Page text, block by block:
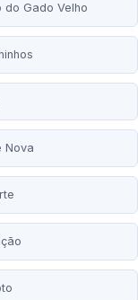
do Gado Velho
Nova